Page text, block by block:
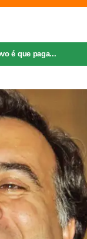
é que paga...